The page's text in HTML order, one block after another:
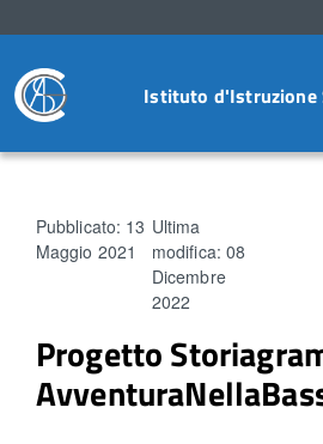
Istituto d'Istruzione
Pubblicato: 13
Maggio 2021
Ultima
modifica: 08
Dicembre
2022
Progetto